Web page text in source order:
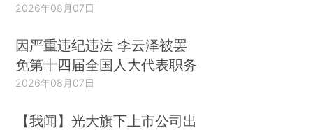
2026年08月07日
因严重违纪违法 李云泽被罢
免第十四届全国人大代表职务
2026年08月07日
【我闻】光大旗下上市公司出